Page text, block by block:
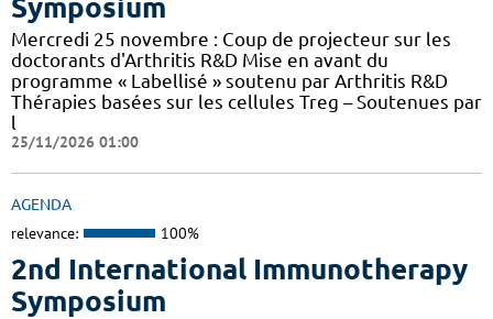
Symposium
Mercredi 25 novembre : Coup de projecteur sur les
doctorants d'Arthritis R&D Mise en avant du
programme « Labellisé » soutenu par Arthritis R&D
Thérapies basées sur les cellules Treg – Soutenues par
l
25/11/2026 01:00
AGENDA
relevance: 100%
2nd International Immunotherapy
Symposium